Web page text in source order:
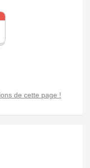
de cette page !